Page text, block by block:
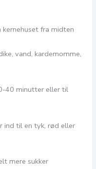
fra midten
vand, kardemomme,
40 minutter eller til
ind til en tyk, rød eller
mere sukker